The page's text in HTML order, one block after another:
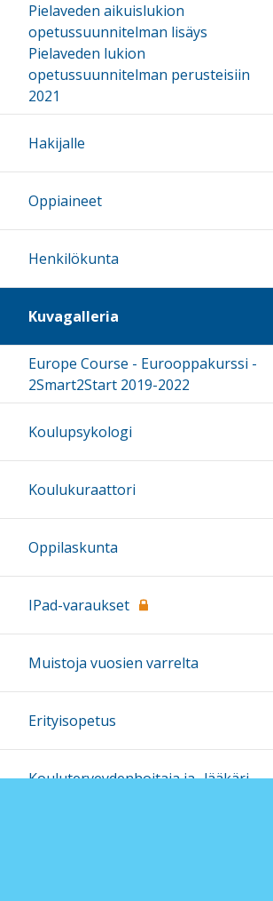
Pielaveden aikuislukion
opetussuunnitelman lisäys
Pielaveden lukion
opetussuunnitelman perusteisiin
2021
Hakijalle
Oppiaineet
Henkilökunta
Kuvagalleria
Europe Course - Eurooppakurssi -
2Smart2Start 2019-2022
Koulupsykologi
Koulukuraattori
Oppilaskunta
IPad-varaukset
Muistoja vuosien varrelta
Erityisopetus
Kouluterveydenhoitaja ja -lääkäri